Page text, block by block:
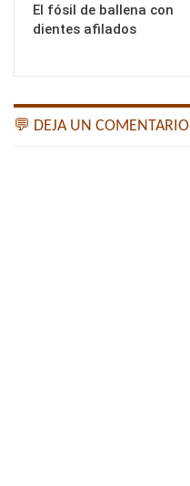
El fósil de ballena con
dientes afilados
💬 DEJA UN COMENTARIO